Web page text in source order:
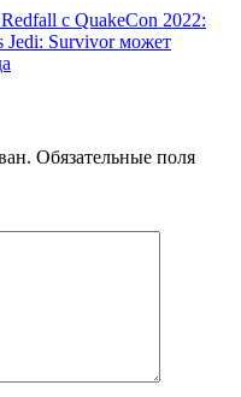
c QuakeCon 2022:
Jedi: Survivor может
Обязательные поля